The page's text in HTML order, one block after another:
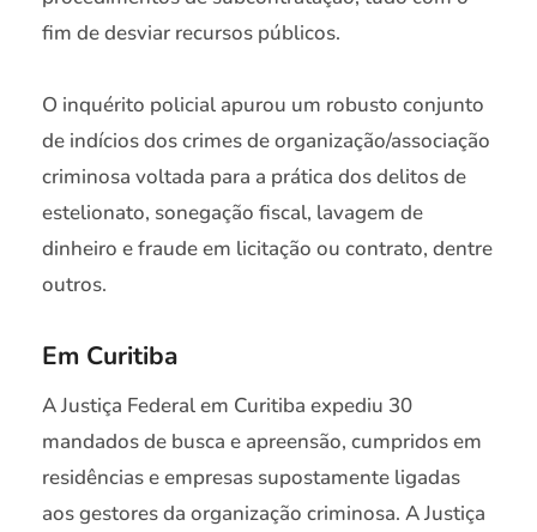
fim de desviar recursos públicos.
O inquérito policial apurou um robusto conjunto
de indícios dos crimes de organização/associação
criminosa voltada para a prática dos delitos de
estelionato, sonegação fiscal, lavagem de
dinheiro e fraude em licitação ou contrato, dentre
outros.
Em Curitiba
A Justiça Federal em Curitiba expediu 30
mandados de busca e apreensão, cumpridos em
residências e empresas supostamente ligadas
aos gestores da organização criminosa. A Justiça